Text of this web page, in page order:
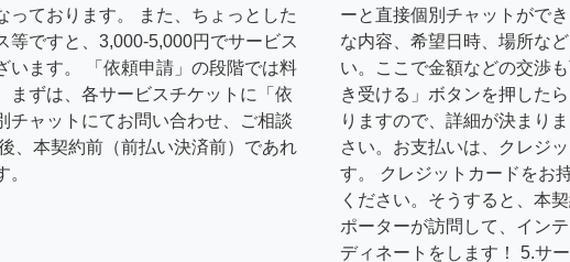
っております。 また、ちょっとした
等ですと、3,000-5,000円でサービス
います。 「依頼申請」の段階では料
まずは、各サービスチケットに「依
チャットにてお問い合わせ、ご相談
、本契約前（前払い決済前）であれ
ーと直接個別チャットがで
な内容、希望日時、場所な
い。ここで金額などの交渉
き受ける」ボタンを押した
りますので、詳細が決まり
さい。お支払いは、クレジ
す。 クレジットカードをお
ください。そうすると、本
ポーターが訪問して、イン
ディネートをします！ 5.サ